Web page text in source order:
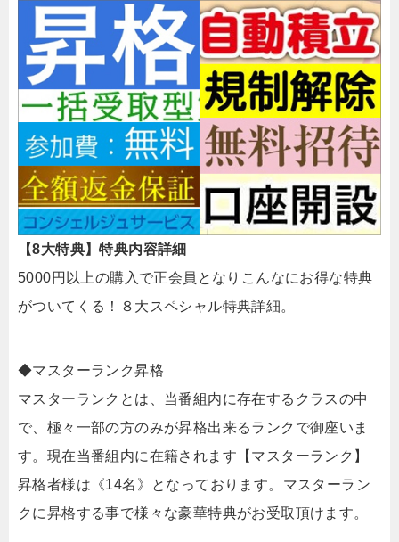
【8大特典】特典内容詳細
5000円以上の購入で正会員となりこんなにお得な特典
がついてくる！８大スペシャル特典詳細。
◆マスターランク昇格
マスターランクとは、当番組内に存在するクラスの中
で、極々一部の方のみが昇格出来るランクで御座いま
す。現在当番組内に在籍されます【マスターランク】
昇格者様は《14名》となっております。マスターラン
クに昇格する事で様々な豪華特典がお受取頂けます。